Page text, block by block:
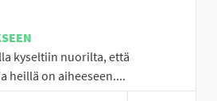
kyseltiin nuorilta, että
heillä on aiheeseen....